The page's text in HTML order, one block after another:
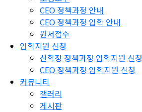
CEO 정책과정 안내
CEO 정책과정 입학 안내
원서접수
입학지원 신청
산학정 정책과정 입학지원 신청
CEO 정책과정 입학지원 신청
커뮤니티
갤러리
게시판